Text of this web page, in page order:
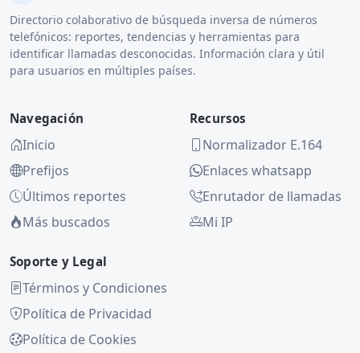
Directorio colaborativo de búsqueda inversa de números
telefónicos: reportes, tendencias y herramientas para
identificar llamadas desconocidas. Información clara y útil
para usuarios en múltiples países.
Navegación
Inicio
Prefijos
Últimos reportes
Más buscados
Recursos
Normalizador E.164
Enlaces whatsapp
Enrutador de llamadas
Mi IP
Soporte y Legal
Términos y Condiciones
Política de Privacidad
Política de Cookies